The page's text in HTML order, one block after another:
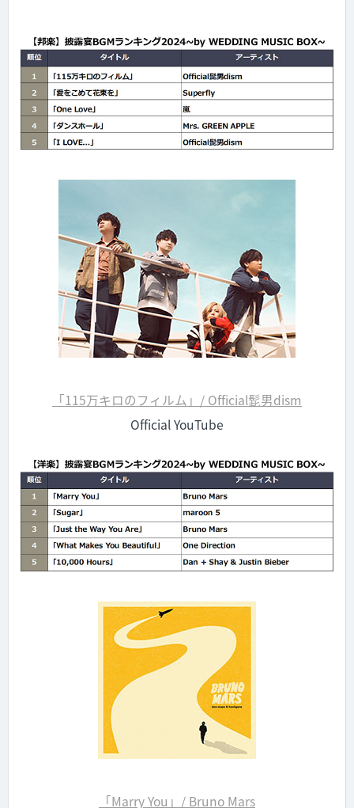
「115万キロのフィルム」/ Official髭男dism
Official YouTube
「Marry You」/ Bruno Mars